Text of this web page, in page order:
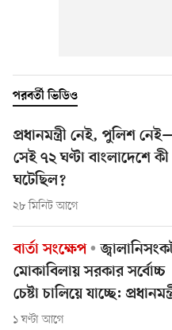
পরবর্তী ভিডিও
প্রধানমন্ত্রী নেই, পুলিশ
সেই ৭২ ঘণ্টা বাংলাদেশে কী
ঘটেছিল?
২৮ মিনিট আগে
বার্তা সংক্ষেপ
মোকাবিলায় সরকার সর্বোচ্চ
চেষ্টা চালিয়ে যাচ্ছে:
১ ঘণ্টা আগে